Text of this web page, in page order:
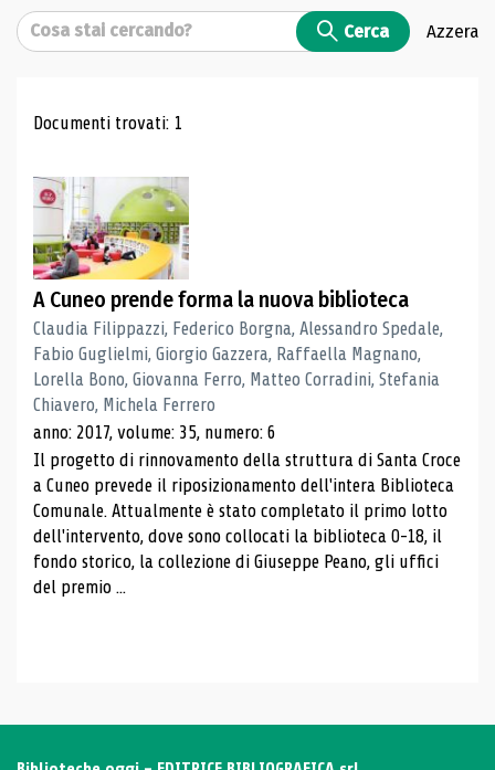
Cerca Cerca Azzera
Risultati di ricerca
Documenti trovati: 1
A Cuneo prende forma la nuova biblioteca
Claudia Filippazzi, Federico Borgna, Alessandro Spedale,
Fabio Guglielmi, Giorgio Gazzera, Raffaella Magnano,
Lorella Bono, Giovanna Ferro, Matteo Corradini, Stefania
Chiavero, Michela Ferrero
anno: 2017, volume: 35, numero: 6
Il progetto di rinnovamento della struttura di Santa Croce
a Cuneo prevede il riposizionamento dell'intera Biblioteca
Comunale. Attualmente è stato completato il primo lotto
dell'intervento, dove sono collocati la biblioteca 0-18, il
fondo storico, la collezione di Giuseppe Peano, gli uffici
del premio ...